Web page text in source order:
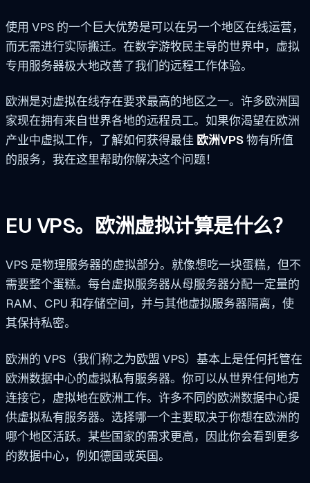
使用 VPS 的一个巨大优势是可以在另一个地区在线运营，
而无需进行实际搬迁。在数字游牧民主导的世界中，虚拟
专用服务器极大地改善了我们的远程工作体验。
欧洲是对虚拟在线存在要求最高的地区之一。许多欧洲国
家现在拥有来自世界各地的远程员工。如果你渴望在欧洲
产业中虚拟工作，了解如何获得最佳 欧洲VPS物有所值
的服务，我在这里帮助你解决这个问题！
EU VPS。欧洲虚拟计算是什么？
VPS 是物理服务器的虚拟部分。就像想吃一块蛋糕，但不
需要整个蛋糕。每台虚拟服务器从母服务器分配一定量的
RAM、CPU 和存储空间，并与其他虚拟服务器隔离，使
其保持私密。
欧洲的 VPS（我们称之为欧盟 VPS）基本上是任何托管在
欧洲数据中心的虚拟私有服务器。你可以从世界任何地方
连接它，虚拟地在欧洲工作。许多不同的欧洲数据中心提
供虚拟私有服务器。选择哪一个主要取决于你想在欧洲的
哪个地区活跃。某些国家的需求更高，因此你会看到更多
的数据中心，例如德国或英国。